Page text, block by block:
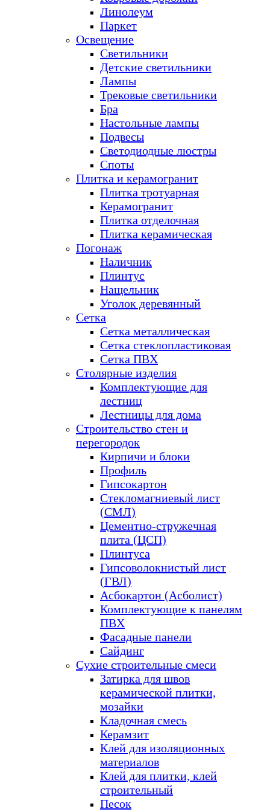
Линолеум
Паркет
Освещение
Светильники
Детские светильники
Лампы
Трековые светильники
Бра
Настольные лампы
Подвесы
Светодиодные люстры
Споты
Плитка и керамогранит
Плитка тротуарная
Керамогранит
Плитка отделочная
Плитка керамическая
Погонаж
Наличник
Плинтус
Нащельник
Уголок деревянный
Сетка
Сетка металлическая
Сетка стеклопластиковая
Сетка ПВХ
Столярные изделия
Комплектующие для
лестниц
Лестницы для дома
Строительство стен и
перегородок
Кирпичи и блоки
Профиль
Гипсокартон
Стекломагниевый лист
(СМЛ)
Цементно-стружечная
плита (ЦСП)
Плинтуса
Гипсоволокнистый лист
(ГВЛ)
Асбокартон (Асболист)
Комплектующие к панелям
ПВХ
Фасадные панели
Сайдинг
Сухие строительные смеси
Затирка для швов
керамической плитки,
мозайки
Кладочная смесь
Керамзит
Клей для изоляционных
материалов
Клей для плитки, клей
строительный
Песок